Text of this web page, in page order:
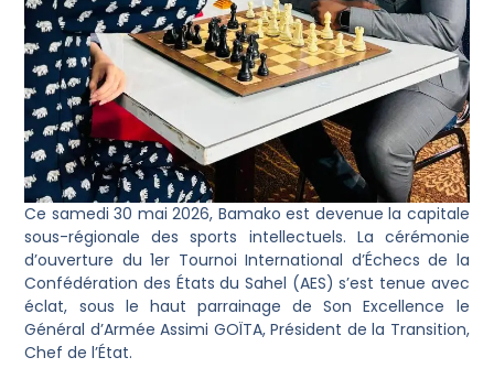
Ce samedi 30 mai 2026, Bamako est devenue la capitale
sous-régionale des sports intellectuels. La cérémonie
d’ouverture du 1er Tournoi International d’Échecs de la
Confédération des États du Sahel (AES) s’est tenue avec
éclat, sous le haut parrainage de Son Excellence le
Général d’Armée Assimi GOÏTA, Président de la Transition,
Chef de l’État.